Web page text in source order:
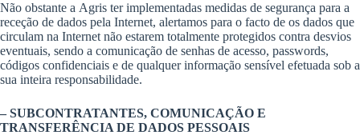
Não obstante a Agris ter implementadas medidas de segurança para a
receção de dados pela Internet, alertamos para o facto de os dados que
circulam na Internet não estarem totalmente protegidos contra desvios
eventuais, sendo a comunicação de senhas de acesso, passwords,
códigos confidenciais e de qualquer informação sensível efetuada sob a
sua inteira responsabilidade.
– SUBCONTRATANTES, COMUNICAÇÃO E
TRANSFERÊNCIA DE DADOS PESSOAIS